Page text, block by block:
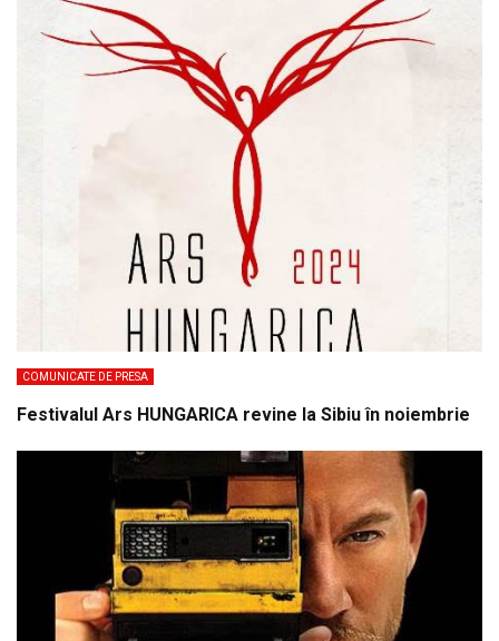
COMUNICATE DE PRESA
Festivalul Ars HUNGARICA revine la Sibiu în noiembrie